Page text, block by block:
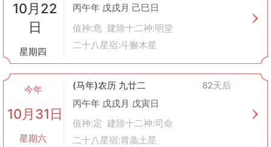
10月22
日
星期四
丙午年 戊戌月 己巳日
值神:危 建除十二神:明堂
二十八星宿:斗獬木星
今年
10月31日
星期六
(马年)农历 九廿二
82天后
丙午年 戊戌月 戊寅日
值神:定 建除十二神:司命
二十八星宿:胃彘土星